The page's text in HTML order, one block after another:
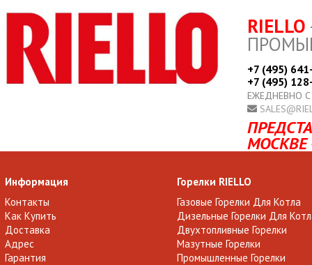
RIELLO
+7 (495)
+7 (495)
ЕЖЕДНЕВНО
МОСКВЕ
Информация
Контакты
Как Купить
Доставка
Адрес
Гарантия
Горелки RIELLO
Газовые Горелки Для Котла
Дизельные Горелки Для
Двухтопливные Горелки
Мазутные Горелки
Промышленные Горелки